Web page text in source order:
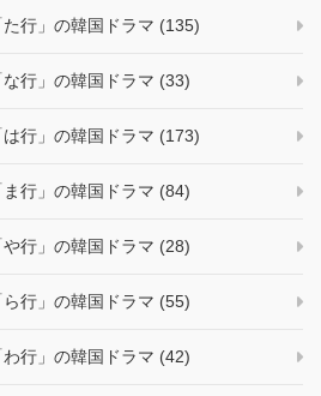
行」の韓国ドラマ (135)
行」の韓国ドラマ (33)
行」の韓国ドラマ (173)
行」の韓国ドラマ (84)
行」の韓国ドラマ (28)
行」の韓国ドラマ (55)
行」の韓国ドラマ (42)